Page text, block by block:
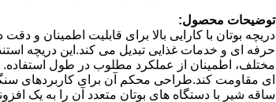
توضیحات محصول:
دریچه بوتان با کارایی بالا برای قابلیت اطمینان
حرفه ای و خدمات غذایی تبدیل می کند.این دریچه
مختلف، اطمینان از عملکرد مطلوب در طول استفاده.
ای مقاومت کند.طراحی محکم آن برای کاربردهای
ساقه شیر با دستگاه های بوتان متعدد آن را به یک